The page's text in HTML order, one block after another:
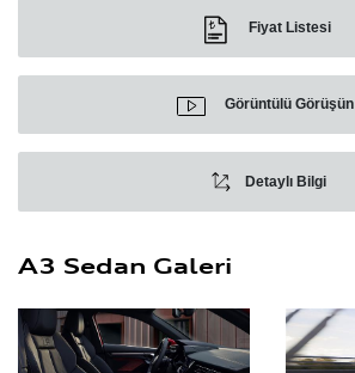
Fiyat Listesi
Görüntülü Görüşün
Detaylı Bilgi
A3 Sedan Galeri